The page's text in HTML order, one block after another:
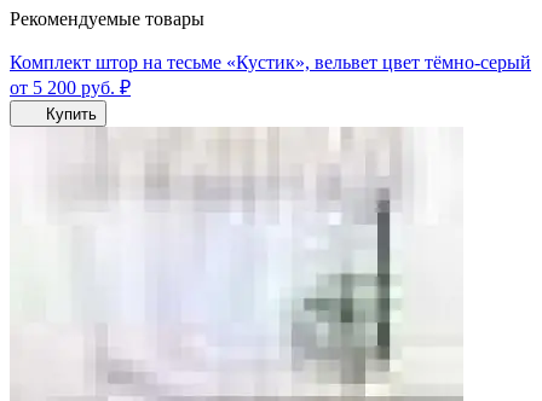
Рекомендуемые товары
Комплект штор на тесьме «Кустик», вельвет цвет тёмно-серый
от 5 200 руб. ₽
Купить